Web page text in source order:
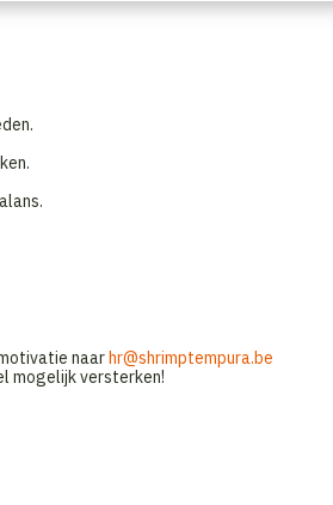
naar hr@shrimptempura.be
mogelijk versterken!